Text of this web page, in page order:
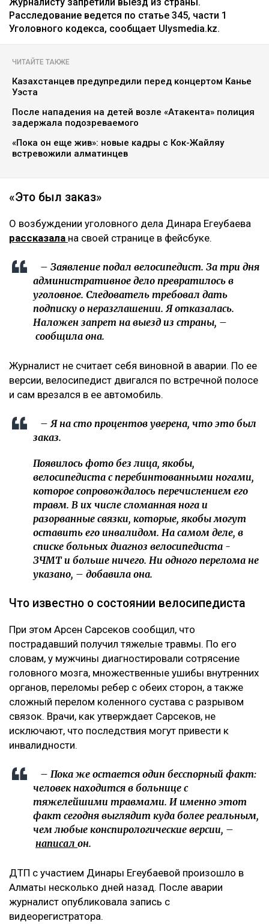
Фото из аккаунта Динары Егеубаевой в соцсети
Журналисту запретили выезд из страны.
Расследование ведется по статье 345, части 1
ЧИТАЙТЕ ТАКЖЕ
Казахстанцев предупредили перед концертом Канье
Уэста
задержала подозреваемого
«Пока он еще жив»: новые кадры с Кок-Жайляу
встревожили алматинцев
«Это был заказ»
О возбуждении уголовного дела Динара Егеубаева
рассказалана своей странице в фейсбуке.
административное дело превратилось в
уголовное. Следователь требовал дать
Наложен запрет на выезд из страны, –
сообщила она.
Журналист не считает себя виновной в аварии. По ее
версии, велосипедист двигался по встречной полосе
и сам врезался в ее автомобиль.
– Я на сто процентов уверена, что это был
заказ.
Появилось фото без лица, якобы,
которое сопровождалось перечислением его
травм. В их числе сломанная нога и
разорванные связки, которые, якобы могут
оставить его инвалидом. На самом деле, в
списке больных диагноз велосипедиста -
ЗЧМТ и больше ничего. Ни одного перелома не
указано, – добавила она.
Что известно о состоянии велосипедиста
При этом Арсен Сарсеков сообщил, что
пострадавший получил тяжелые травмы. По его
словам, у мужчины диагностировали сотрясение
головного мозга, множественные ушибы внутренних
органов, переломы ребер с обеих сторон, а также
сложный перелом коленного сустава с разрывом
исключают, что последствия могут привести к
инвалидности.
– Пока же остается один бесспорный факт: